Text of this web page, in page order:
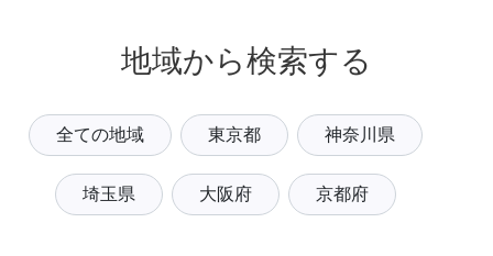
地域から検索する
全ての地域 東京都 神奈川県
埼玉県 大阪府 京都府